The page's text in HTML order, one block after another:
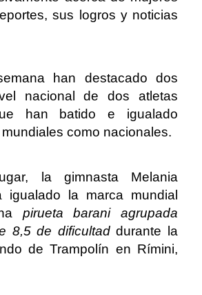
sus logros y noticias
han destacado dos
nacional de dos atletas
han batido e igualado
como nacionales.
la gimnasta Melania
igualado la marca mundial
pirueta barani agrupada
8,5 de dificultaddurante la
de Trampolín en Rímini,